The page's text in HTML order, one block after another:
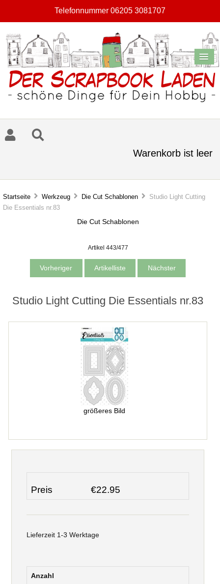
Telefonnummer 06205 3081707
Warenkorb ist leer
Startseite Werkzeug Die Cut Schablonen
Studio Light Cutting
Die Essentials nr.83
Die Cut Schablonen
Artikel 443/477
Vorheriger Artikelliste Nächster
Studio Light Cutting Die Essentials nr.83
größeres Bild
Preis €22.95
Lieferzeit 1-3 Werktage
Anzahl